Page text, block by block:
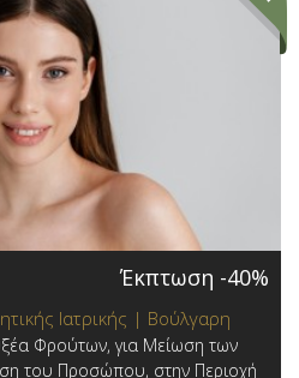
Έκπτωση -40%
Ιατρικής | Βούλγαρη
Φρούτων, για Μείωση των
του Προσώπου, στην Περιοχή